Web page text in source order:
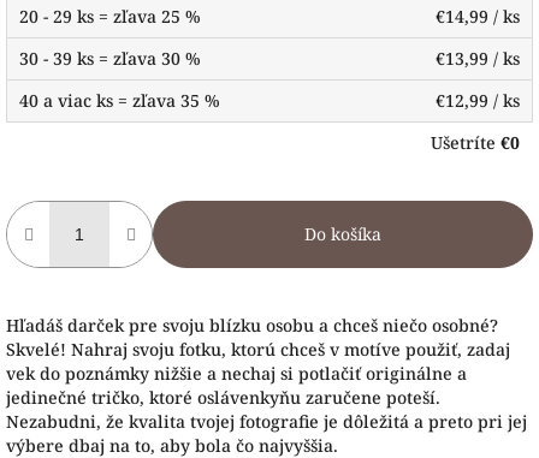
20 - 29 ks = zľava 25 %
€14,99 / ks
30 - 39 ks = zľava 30 %
€13,99 / ks
40 a viac ks = zľava 35 %
€12,99 / ks
Ušetríte €0
Do košíka
Hľadáš darček pre svoju blízku osobu a chceš niečo osobné?
Skvelé! Nahraj svoju fotku, ktorú chceš v motíve použiť, zadaj
vek do poznámky nižšie a nechaj si potlačiť originálne a
jedinečné tričko, ktoré oslávenkyňu zaručene poteší.
Nezabudni, že kvalita tvojej fotografie je dôležitá a preto pri jej
výbere dbaj na to, aby bola čo najvyššia.